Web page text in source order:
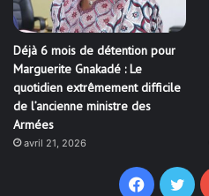
Déjà 6 mois de détention pour
Marguerite Gnakadé : Le
quotidien extrêmement difficile
de l’ancienne ministre des
Armées
avril 21, 2026